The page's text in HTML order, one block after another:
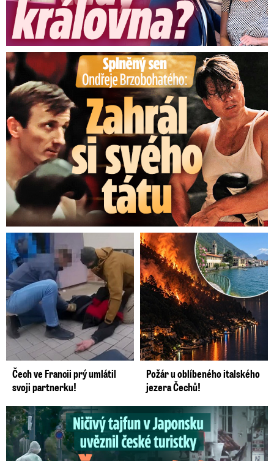
Splněný sen Ondřeje Brzobohatého: Zahrál si svého tátu
Čech ve Francii prý umlátil
svoji partnerku!
Požár u oblíbeného italského
jezera Čechů!
Ničivý tajfun uvěznil české turistky: Šokující zpověď